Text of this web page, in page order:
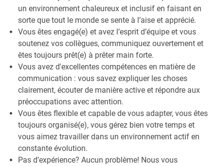
un environnement chaleureux et inclusif en faisant en
sorte que tout le monde se sente à l’aise et apprécié.
Vous êtes engagé(e) et avez l’esprit d’équipe et vous
soutenez vos collègues, communiquez ouvertement et
êtes toujours prêt(e) à prêter main forte.
Vous avez d'excellentes compétences en matière de
communication : vous savez expliquer les choses
clairement, écouter de manière active et répondre aux
préoccupations avec attention.
Vous êtes flexible et capable de vous adapter, vous êtes
toujours organisé(e), vous gérez bien votre temps et
vous aimez travailler dans un environnement actif en
constante évolution.
Pas d’expérience? Aucun problème! Nous vous